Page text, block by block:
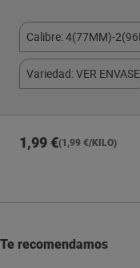
Calibre: 4(77MM)-
Variedad: VER ENVASE
1,99 €(1,99 €/KILO)
Te recomendamos